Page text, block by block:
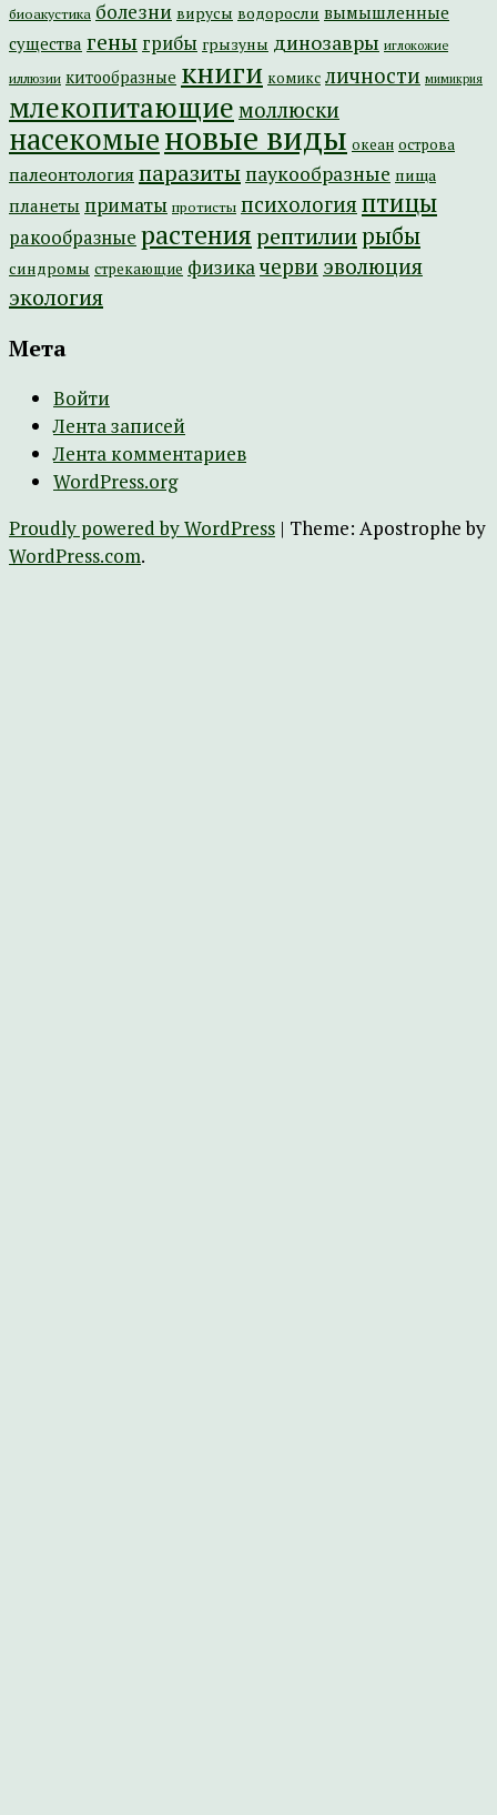
биоакустика болезни вирусы водоросли вымышленные
существа гены грибы грызуны динозавры иглокожие
иллюзии китообразные книги комикс личности мимикрия
млекопитающие моллюски
насекомыеновые виды океан острова
палеонтология паразиты паукообразные пища
планеты приматы протисты психология птицы
ракообразные растениярептилиирыбы
синдромы стрекающие физикачерви эволюция
экология
Мета
Войти
Лента записей
Лента комментариев
WordPress.org
Proudly powered by WordPress | Theme: Apostrophe by
WordPress.com.